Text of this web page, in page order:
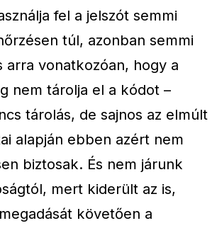
fel a jelszót semmi
túl, azonban semmi
arra vonatkozóan, hogy a
nem tárolja el a kódot –
tárolás, de sajnos az elmúlt
alapján ebben azért nem
biztosak. És nem járunk
mert kiderült az is,
követően a